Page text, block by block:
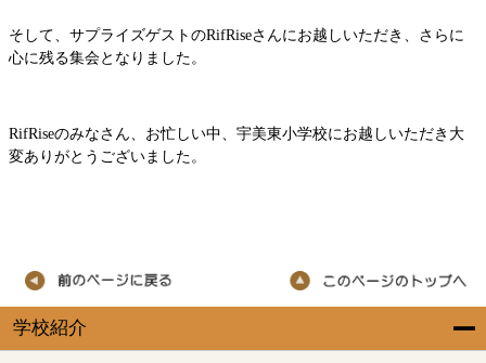
学校紹介
そして、サプライズゲストのRifRiseさんにお越しいただき、さらに
心に残る集会となりました。
RifRiseのみなさん、お忙しい中、宇美東小学校にお越しいただき大
変ありがとうございました。